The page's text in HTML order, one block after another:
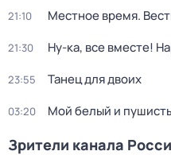
21:10 Местное время.
21:30 Ну-ка, все вместе!
23:55 Танец для двоих
03:20 Мой белый и
Зрители канала